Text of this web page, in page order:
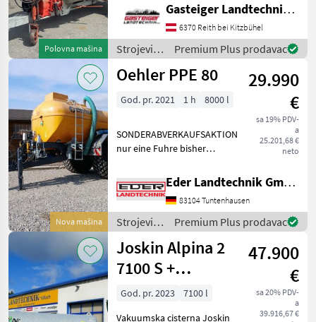
Polovna mašina
steht ein Vakutec
Hochdruckfass mit 2.500
Litern Fassungsvermögen,
Baujahr 2007 Das Fass wu
Gasteiger Landtechnik GmbH
6370 Reith bei Kitzbühel
Strojevi
za
đubrenje,
navodnjavanje
Premium Plus prodavac
Nova mašina
Oehler PPE 80
29.990
€
sa 19% PDV-
a
25.201,68 €
neto
God. pr. 2021 1 h 8000 l
SONDERABVERKAUFSAKTION
nur eine Fuhre bisher
Exzenterschneckenpumpe
Behälter: 8.000 ltr. GFK-
Tank - Unterlegkeile -
Dreikammerleuchten -
Schie
Eder Landtechnik GmbH
83104 Tuntenhausen
Strojevi
za
đubrenje,
gnojenje i
navodnjavanje
/ Oehler
Premium Plus prodavac
Joskin Alpina 2
7100 S +
razdjelnik
vučnih papuča
47.900
€
sa 20% PDV-
a
39.916,67 €
God. pr. 2023
7100 l
Vakuumska cisterna Joskin